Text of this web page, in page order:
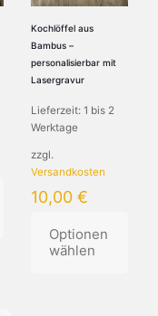
können
auf
der
Produktseite
gewählt
Kochlöffel aus
Bambus –
personalisierbar mit
Lasergravur
Lieferzeit: 1 bis 2
Werktage
zzgl.
Versandkosten
10,00 €
Optionen
wählen